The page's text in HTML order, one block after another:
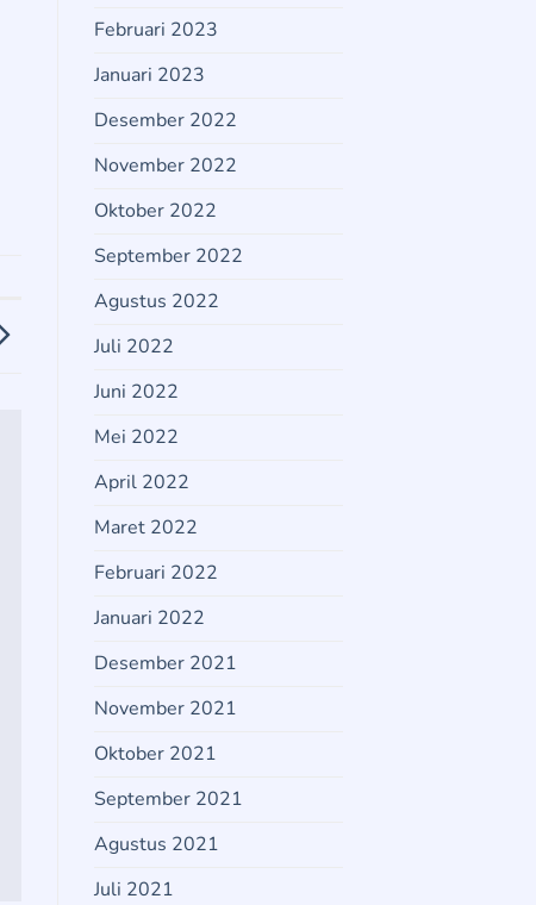
Februari 2023
Januari 2023
Desember 2022
November 2022
Oktober 2022
September 2022
Agustus 2022
Juli 2022
Juni 2022
Mei 2022
April 2022
Maret 2022
Februari 2022
Januari 2022
Desember 2021
November 2021
Oktober 2021
September 2021
Agustus 2021
Juli 2021